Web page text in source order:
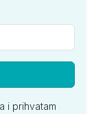
i prihvatam